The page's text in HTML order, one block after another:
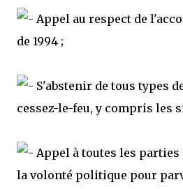
Appel au respect de
de 1994 ;
S'abstenir de tous types
cessez-le-feu, y compris les
Appel à toutes les
la volonté politique pour